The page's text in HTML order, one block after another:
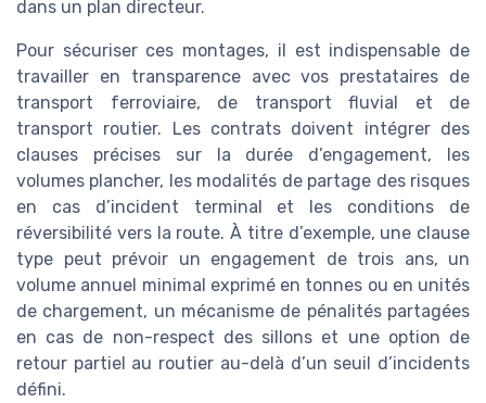
dans un plan directeur.
Pour sécuriser ces montages, il est indispensable de
travailler en transparence avec vos prestataires de
transport ferroviaire, de transport fluvial et de
transport routier. Les contrats doivent intégrer des
clauses précises sur la durée d’engagement, les
volumes plancher, les modalités de partage des risques
en cas d’incident terminal et les conditions de
réversibilité vers la route. À titre d’exemple, une clause
type peut prévoir un engagement de trois ans, un
volume annuel minimal exprimé en tonnes ou en unités
de chargement, un mécanisme de pénalités partagées
en cas de non-respect des sillons et une option de
retour partiel au routier au-delà d’un seuil d’incidents
défini.